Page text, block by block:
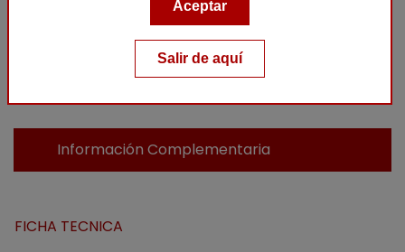
DOMIDINE® 10 mg/ml. 5 ML. Sol.i. (AV)
Artículo pendiente de entrada
Añadir al carrito
Información Complementaria
FICHA TECNICA
Aceptar
Salir de aquí